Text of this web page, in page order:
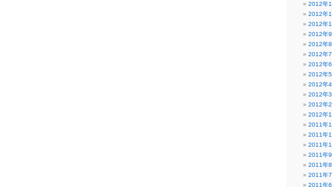
2012年
2012年
2012年
2012年9
2012年8
2012年7
2012年6
2012年5
2012年4
2012年3
2012年2
2012年1
2011年
2011年
2011年
2011年9
2011年8
2011年7
2011年6